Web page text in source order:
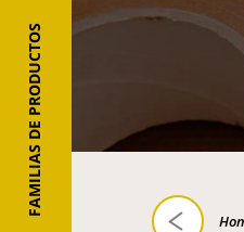
FAMILIAS DE PRODUCTOS